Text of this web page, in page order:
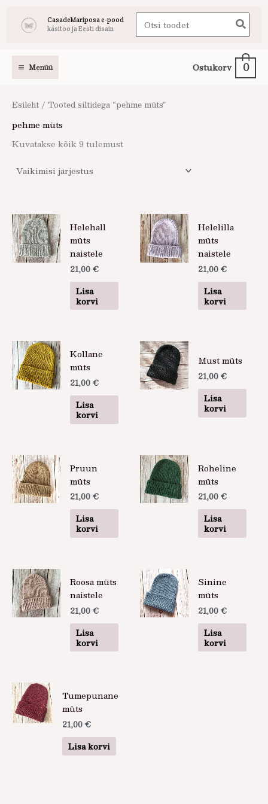
CasadeMariposa e-pood
käsitöö ja Eesti disain
Search
for:
Menüü Ostukorv 0
Esileht / Tooted siltidega “pehme müts”
pehme müts
Kuvatakse kõik 9 tulemust
Helehall
müts
naistele
21,00 €
Lisa
korvi
Helelilla
müts
naistele
21,00 €
Lisa
korvi
Kollane
müts
21,00 €
Lisa
korvi
Must müts
21,00 €
Lisa
korvi
Pruun
müts
21,00 €
Lisa
korvi
Roheline
müts
21,00 €
Lisa
korvi
Roosa müts
naistele
21,00 €
Lisa
korvi
Sinine
müts
21,00 €
Lisa
korvi
Tumepunane
müts
21,00 €
Lisa korvi